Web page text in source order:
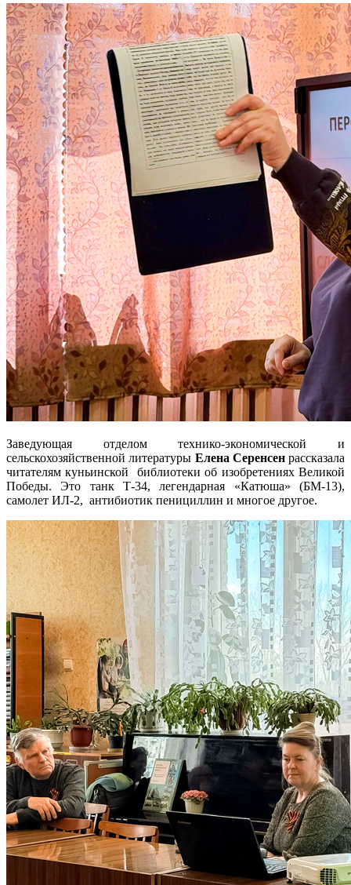
Заведующая отделом технико-экономической и
сельскохозяйственной литературы Елена Серенсенрассказала
читателям куньинской библиотеки об изобретениях Великой
Победы. Это танк Т-34, легендарная «Катюша» (БМ-13),
самолет ИЛ-2, антибиотик пенициллин и многое другое.